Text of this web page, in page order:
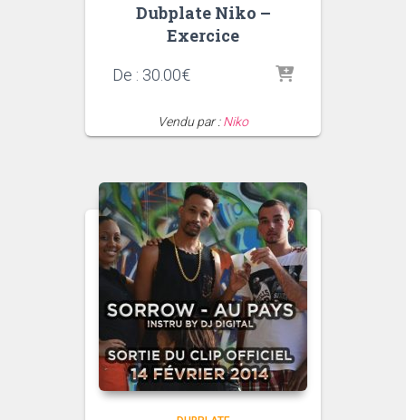
Dubplate Niko –
Exercice
De : 30.00€
Vendu par :Niko